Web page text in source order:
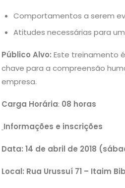
Comportamentos a serem
Atitudes necessárias para
Público Alvo: Este treinamento
chave para a compreensão
empresa.
Carga Horária: 08 horas
Informações e inscrições
Data: 14 de abril de 2018
Local: Rua Urussuí 71 – Itaim